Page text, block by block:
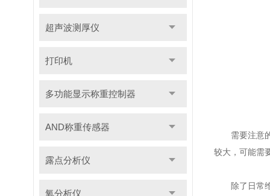
超声波测厚仪
打印机
多功能显示称重控制器
AND称重传感器
露点分析仪
氧分析仪
需要注意的
较大，可能需
除了日常维